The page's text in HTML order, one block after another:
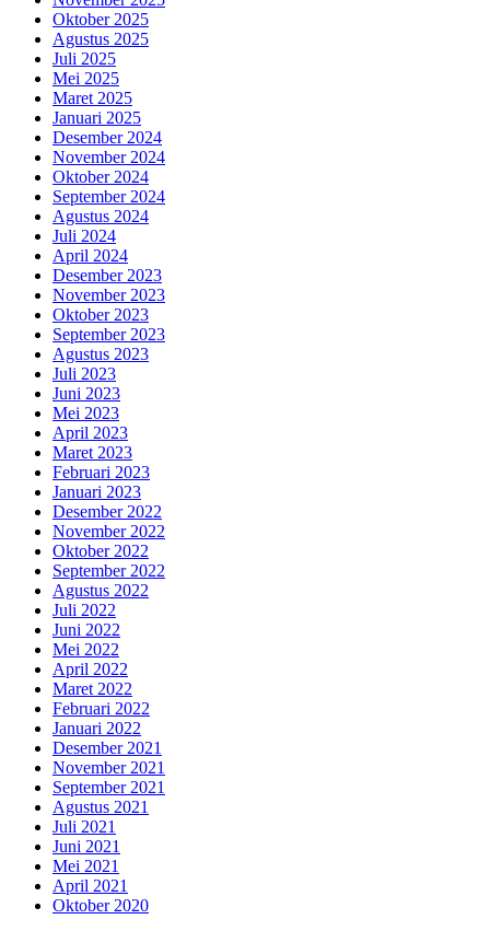
Oktober 2025
Agustus 2025
Juli 2025
Mei 2025
Maret 2025
Januari 2025
Desember 2024
November 2024
Oktober 2024
September 2024
Agustus 2024
Juli 2024
April 2024
Desember 2023
November 2023
Oktober 2023
September 2023
Agustus 2023
Juli 2023
Juni 2023
Mei 2023
April 2023
Maret 2023
Februari 2023
Januari 2023
Desember 2022
November 2022
Oktober 2022
September 2022
Agustus 2022
Juli 2022
Juni 2022
Mei 2022
April 2022
Maret 2022
Februari 2022
Januari 2022
Desember 2021
November 2021
September 2021
Agustus 2021
Juli 2021
Juni 2021
Mei 2021
April 2021
Oktober 2020